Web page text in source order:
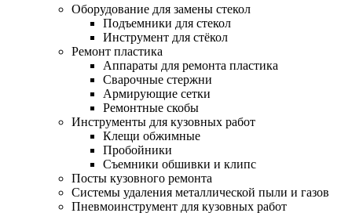
Оборудование для замены стекол
Подъемники для стекол
Инструмент для стёкол
Ремонт пластика
Аппараты для ремонта пластика
Сварочные стержни
Армирующие сетки
Ремонтные скобы
Инструменты для кузовных работ
Клещи обжимные
Пробойники
Съемники обшивки и клипс
Посты кузовного ремонта
Системы удаления металлической пыли и газов
Пневмоинструмент для кузовных работ